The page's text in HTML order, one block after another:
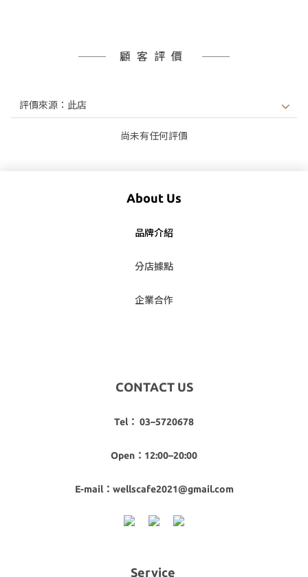
顧客評價
尚未有任何評價
About Us
品牌介紹
分店據點
企業合作
CONTACT US
Tel： 03–5720678
Open：12:00–20:00
E-mail：wellscafe2021@gmail.com
Service